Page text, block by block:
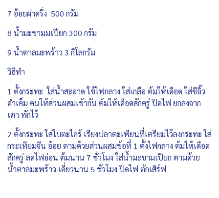
7 อ้อยผ่าครึ่ง 500 กรัม
8 น้ำมะขามมเปียก 300 กรัม
9 น้ำตาลมะพร้าว 3 กิโลกรัม
วิธีทำ
1 ตั้งกระทะ ใส่น้ำสะอาด ใช้ไฟกลาง ใส่เกลือ ต้มให้เดือด ใส่ซีอิ๊ว
ดำเค็ม คนให้ส่วนผสมเข้ากัน ต้มให้เดือดสักครู่ ปิดไฟ ยกลงจาก
เตา พักไว้
2 ตั้งกระทะ ใส่ใบตะไคร้ เรียงปลาตะเพียนที่เตรียมไว้ลงกระทะ ใส่
กระเทียมจีน อ้อย ตามด้วยส่วนผสมข้อที่ 1 ตั้งไฟกลาง ต้มให้เดือด
สักครู่ ลดไฟอ่อน ต้มนาน 7 ชั่วโมง ใส่น้ำมะขามเปียก ตามด้วย
น้ำตาลมะพร้าว เคี่ยวนาน 5 ชั่วโมง ปิดไฟ ตักเสิร์ฟ